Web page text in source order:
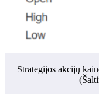
Strategijos akcijų